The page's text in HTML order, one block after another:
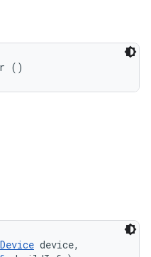
()
device,